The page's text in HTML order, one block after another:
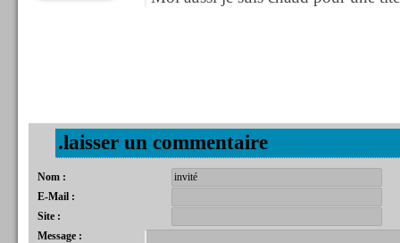
.laisser un commentaire
Nom :
E-Mail :
Site :
Message :